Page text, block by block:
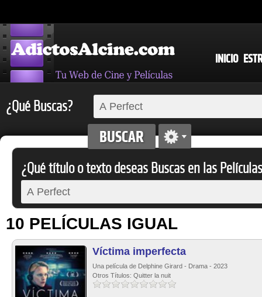
INICIO
¿Qué Buscas?
¿Qué título o texto deseas Buscas en las
10 PELÍCULAS IGUAL
Víctima imperfecta
Una película de Delphine Girard - Drama - 2023
Otros Títulos: Quitter la nuit